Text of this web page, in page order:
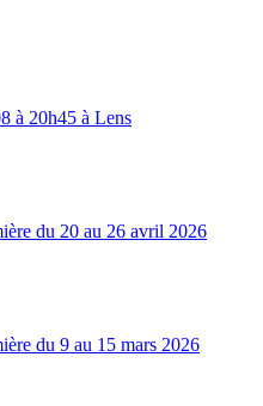
à 20h45 à Lens
du 20 au 26 avril 2026
du 9 au 15 mars 2026